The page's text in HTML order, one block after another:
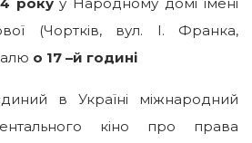
(Чортків, вул. І. Франка,
о 17 –й годині
в Україні міжнародний
кіно про права